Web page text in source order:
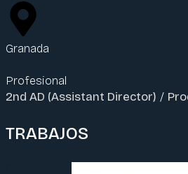
Granada
Profesional
2nd AD (Assistant Director) /
TRABAJOS